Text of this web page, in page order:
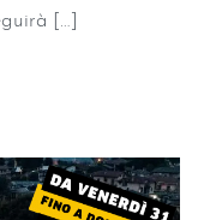
[…]